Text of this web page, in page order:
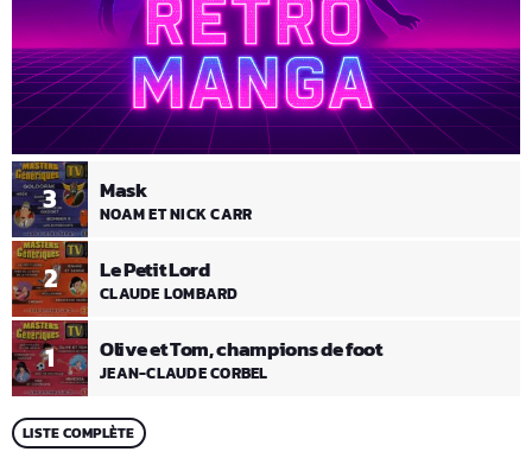
1 Olive et Tom, champions de foot
JEAN-CLAUDE CORBEL
2 Le Petit Lord
CLAUDE LOMBARD
3 Mask
NOAM ET NICK CARR
LISTE COMPLÈTE